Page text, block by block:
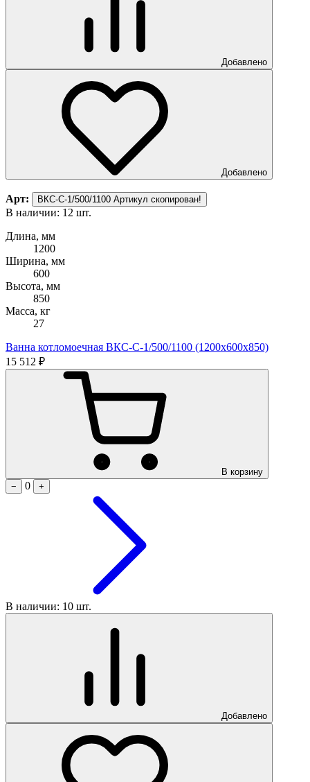
Добавлено
Добавлено
Арт: ВКС-С-1/500/1100 Артикул скопирован!
В наличии: 12 шт.
Длина, мм
1200
Ширина, мм
600
Высота, мм
850
Масса, кг
27
Ванна котломоечная ВКС-С-1/500/1100 (1200х600х850)
15 512 ₽
В корзину
−
0 +
В наличии: 10 шт.
Добавлено